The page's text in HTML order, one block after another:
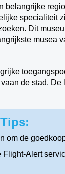
belangrijke
specialiteit
Dit
musea
de stad.
om de
Alert